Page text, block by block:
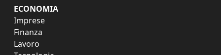
ECONOMIA
Imprese
Finanza
Lavoro